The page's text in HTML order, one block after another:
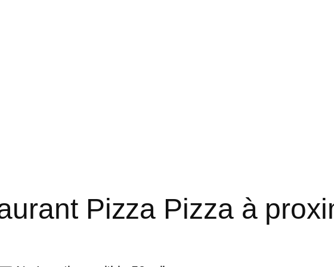
Pizza Pizza à